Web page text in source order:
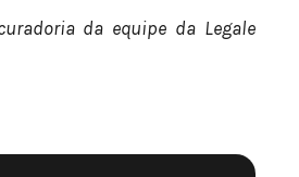
da equipe da Legale